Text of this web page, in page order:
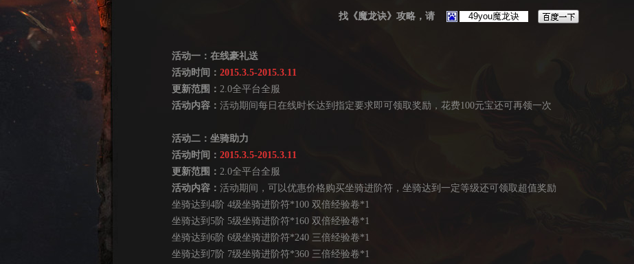
找《魔龙诀》攻略，请
活动一：在线豪礼送
活动时间： 2015.3.5-2015.3.11
更新范围： 2.0全平台全服
活动内容： 活动期间每日在线时长达到指定要求即可领取奖励，花费100元宝还可再领一次
活动二：坐骑助力
活动时间： 2015.3.5-2015.3.11
更新范围： 2.0全平台全服
活动内容： 活动期间，可以优惠价格购买坐骑进阶符，坐骑达到一定等级还可领取超值奖励
坐骑达到4阶 4级坐骑进阶符*100 双倍经验卷*1
坐骑达到5阶 5级坐骑进阶符*160 双倍经验卷*1
坐骑达到6阶 6级坐骑进阶符*240 三倍经验卷*1
坐骑达到7阶 7级坐骑进阶符*360 三倍经验卷*1